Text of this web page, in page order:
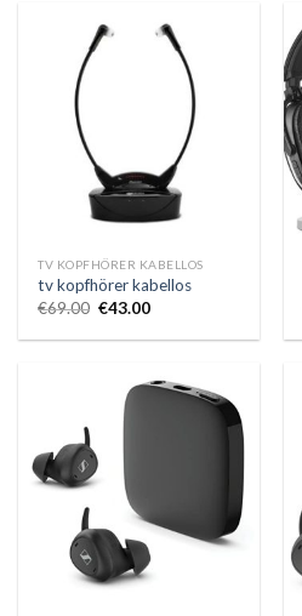
TV KOPFHÖRER KABELLOS
tv kopfhörer kabellos
€69.00 €43.00